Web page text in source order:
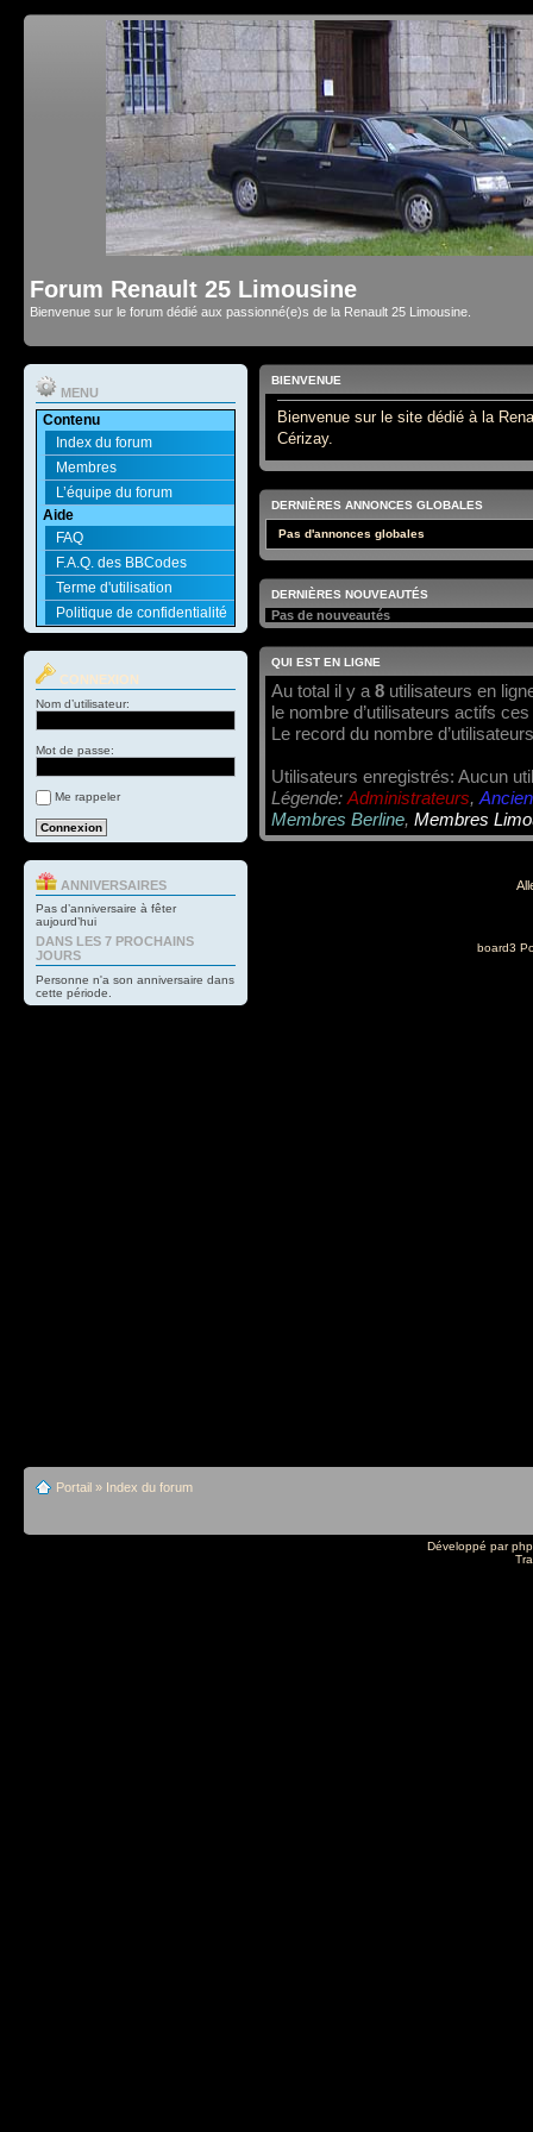
Forum Renault 25 Limousine
Bienvenue sur le forum dédié aux passionné(e)s de la Renault 25 Limousine.
MENU
Contenu
Index du forum
Membres
L’équipe du forum
Aide
FAQ
F.A.Q. des BBCodes
Terme d'utilisation
Politique de confidentialité
CONNEXION
Nom d’utilisateur:
Mot de passe:
Me rappeler
ANNIVERSAIRES
Pas d’anniversaire à fêter
aujourd’hui
DANS LES 7 PROCHAINS
JOURS
Personne n'a son anniversaire dans
cette période.
BIENVENUE
Bienvenue sur le site dédié à la
Cérizay.
DERNIÈRES ANNONCES GLOBALES
Pas d'annonces globales
DERNIÈRES NOUVEAUTÉS
Pas de nouveautés
QUI EST EN LIGNE
Au total il y a 8 utilisateurs en
le nombre d’utilisateurs actifs
Le record du nombre
Utilisateurs enregistrés: Aucun
Légende: Administrateurs,
Membres Berline, Membres
board3
Portail » Index du forum
Développé par